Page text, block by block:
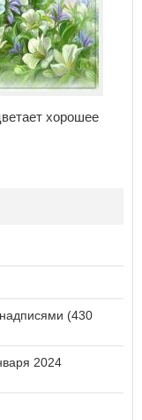
хорошее
(430
2024